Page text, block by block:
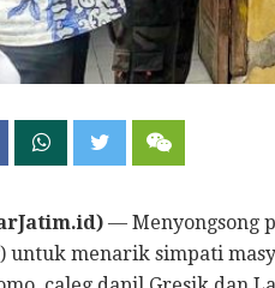
— Menyongsong
untuk menarik simpati